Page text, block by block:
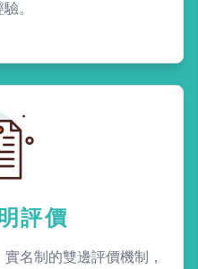
。
評價
名制的雙邊評價機制，